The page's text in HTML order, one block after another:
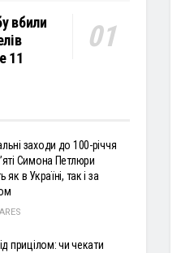
вбили
11
заходи до 100-річчя
Симона Петлюри
як в Україні, так і за
прицілом: чи чекати